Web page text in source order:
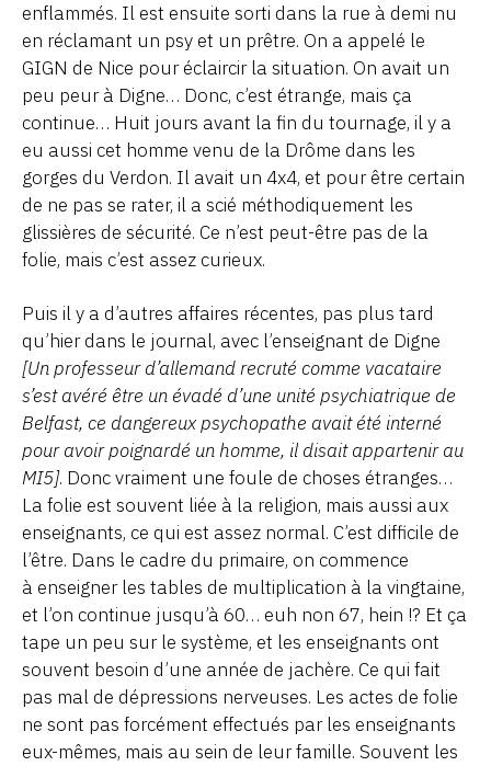
enflammés. Il est ensuite sorti dans la rue à demi nu
en réclamant un psy et un prêtre. On a appelé le
GIGN de Nice pour éclaircir la situation. On avait un
peu peur à Digne… Donc, c’est étrange, mais ça
continue… Huit jours avant la fin du tournage, il y a
eu aussi cet homme venu de la Drôme dans les
gorges du Verdon. Il avait un 4x4, et pour être certain
de ne pas se rater, il a scié méthodiquement les
glissières de sécurité. Ce n’est peut-être pas de la
folie, mais c’est assez curieux.
Puis il y a d’autres affaires récentes, pas plus tard
qu’hier dans le journal, avec l’enseignant de Digne
[Un professeur d’allemand recruté comme vacataire
s’est avéré être un évadé d’une unité psychiatrique de
Belfast, ce dangereux psychopathe avait été interné
pour avoir poignardé un homme, il disait appartenir au
MI5]. Donc vraiment une foule de choses étranges…
La folie est souvent liée à la religion, mais aussi aux
enseignants, ce qui est assez normal. C’est difficile de
l’être. Dans le cadre du primaire, on commence
à enseigner les tables de multiplication à la vingtaine,
et l’on continue jusqu’à 60… euh non 67, hein !? Et ça
tape un peu sur le système, et les enseignants ont
souvent besoin d’une année de jachère. Ce qui fait
pas mal de dépressions nerveuses. Les actes de folie
ne sont pas forcément effectués par les enseignants
eux-mêmes, mais au sein de leur famille. Souvent les